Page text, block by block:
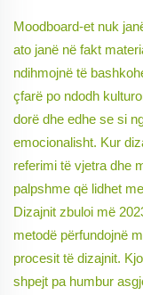
Moodboard-et nuk
ato janë në fakt
ndihmojnë të
çfarë po ndodh
dorë dhe edhe se si
emocionalisht. Kur
referimi të vjetra dhe
palpshme që lidhet
Dizajnit zbuloi më
metodë përfundojnë
procesit të dizajnit.
shpejt pa humbur